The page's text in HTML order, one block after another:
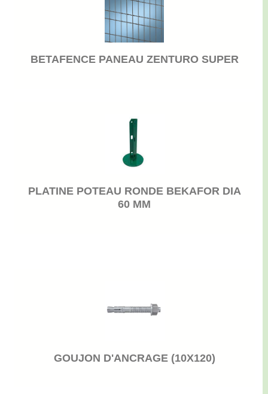
BETAFENCE PANEAU ZENTURO SUPER
PLATINE POTEAU RONDE BEKAFOR DIA
60 MM
GOUJON D'ANCRAGE (10X120)